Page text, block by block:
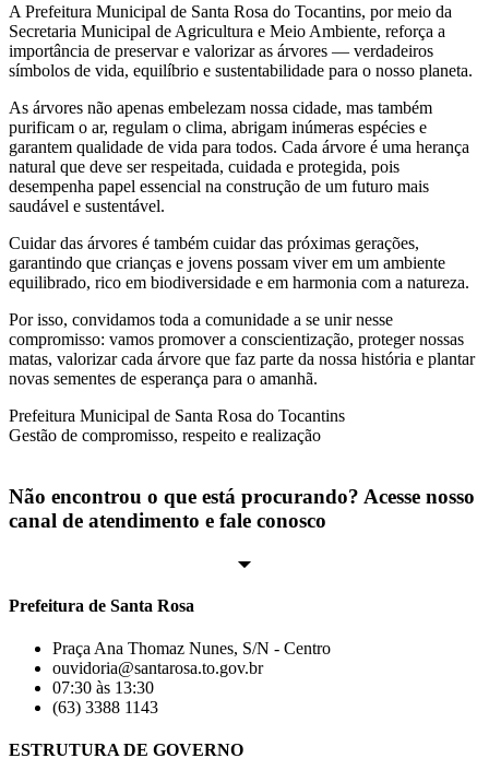
A Prefeitura Municipal de Santa Rosa do Tocantins, por meio da
Secretaria Municipal de Agricultura e Meio Ambiente, reforça a
importância de preservar e valorizar as árvores — verdadeiros
símbolos de vida, equilíbrio e sustentabilidade para o nosso planeta.
As árvores não apenas embelezam nossa cidade, mas também
purificam o ar, regulam o clima, abrigam inúmeras espécies e
garantem qualidade de vida para todos. Cada árvore é uma herança
natural que deve ser respeitada, cuidada e protegida, pois
desempenha papel essencial na construção de um futuro mais
saudável e sustentável.
Cuidar das árvores é também cuidar das próximas gerações,
garantindo que crianças e jovens possam viver em um ambiente
equilibrado, rico em biodiversidade e em harmonia com a natureza.
Por isso, convidamos toda a comunidade a se unir nesse
compromisso: vamos promover a conscientização, proteger nossas
matas, valorizar cada árvore que faz parte da nossa história e plantar
novas sementes de esperança para o amanhã.
Prefeitura Municipal de Santa Rosa do Tocantins
Gestão de compromisso, respeito e realização
Não encontrou o que está procurando? Acesse nosso
canal de atendimento e fale conosco
Prefeitura de Santa Rosa
Praça Ana Thomaz Nunes, S/N - Centro
ouvidoria@santarosa.to.gov.br
07:30 às 13:30
(63) 3388 1143
ESTRUTURA DE GOVERNO